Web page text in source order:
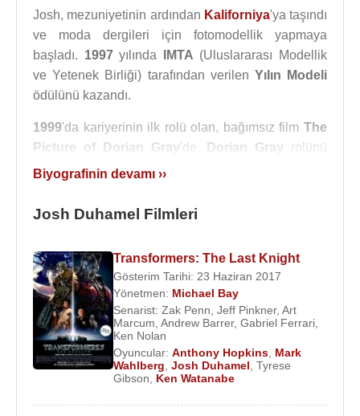
Josh, mezuniyetinin ardından Kaliforniya'ya taşındı
ve moda dergileri için fotomodellik yapmaya
başladı. 1997yılında IMTA (Uluslararası Modellik
ve Yetenek Birliği) tarafından verilen Yılın Modeli
ödülünü kazandı.
1999'da kariyerinin ilk rolü olan, bağımsız film The
Picture of Dorian Gray'de, Dorian Gray rolünü
oynadı. ABC
televizyonun hazırladığı pembe dizi
Duhamel, 1999-2002 arasında bu dizide rol aldı ve
Duhamel'in bu dizide oynamasını öyle çok
istiyorlardı ki onun programına uyması için
oynayacağı karakterin diziye giriş tarihi bir ay
ertenlendi. Bu süre içinde, önceden çektirdiği ve
sanat işlerini içeren bir kitapta yeralan çıplak
pozu ortaya çıktı ve yeniden baskısı yapılan kitap
yüksek satış rakamlarına ulaştı.
Biyografinin devamı ››
Josh Duhamel Filmleri
Transformers: The Last Knight
Gösterim Tarihi: 23 Haziran 2017
Yönetmen: Michael Bay
Senarist: Zak Penn Jeff Pinkner, Art
Marcum Andrew Barrer, Gabriel Ferrari
Ken Nolan
Oyuncular: Anthony Hopkins Mark
Wahlberg Josh Duhamel Tyrese
Gibson
Ken Watanabe